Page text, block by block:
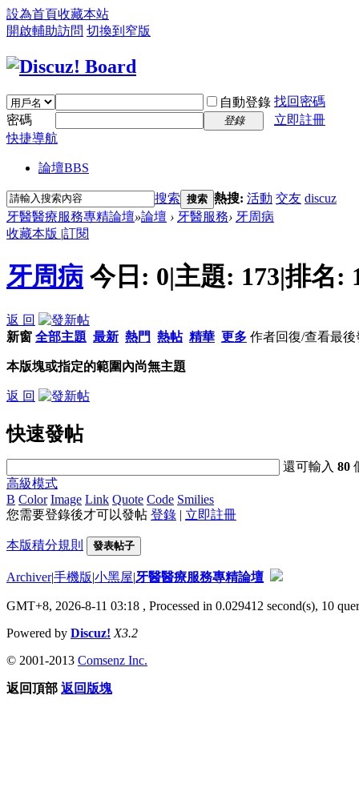
設為首頁收藏本站
開啟輔助訪問 切換到窄版
自動登錄 找回密碼
密碼
登錄
立即註冊
快捷導航
論壇BBS
搜索 搜索 熱搜: 活動 交友 discuz
牙醫醫療服務專精論壇»論壇 › 牙醫服務› 牙周病
收藏本版 |訂閱
牙周病 今日: 0|主題: 173|排名:
返 回
新窗 全部主題 最新 熱門 熱帖 精華 更多 作者回復/查看最後
本版塊或指定的範圍內尚無主題
返 回
快速發帖
還可輸入80
高級模式
B Color Image Link Quote Code Smilies
您需要登錄後才可以發帖 登錄 | 立即註冊
本版積分規則 發表帖子
Archiver|手機版|小黑屋|牙醫醫療服務專精論壇
GMT+8, 2026-8-11 03:18 , Processed in 0.029412 second(s), 10
Powered by Discuz! X3.2
© 2001-2013 Comsenz Inc.
返回頂部 返回版塊